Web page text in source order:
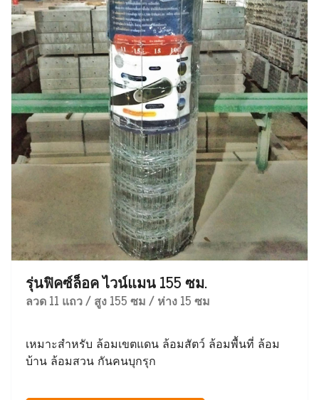
รุ่นฟิคซ์ล็อค ไวน์แมน 155 ซม.
ลวด 11 แถว / สูง 155 ซม / ห่าง 15 ซม
เหมาะสำหรับ ล้อมเขตแดน ล้อมสัตว์ ล้อมพื้นที่ ล้อม
บ้าน ล้อมสวน กันคนบุกรุก